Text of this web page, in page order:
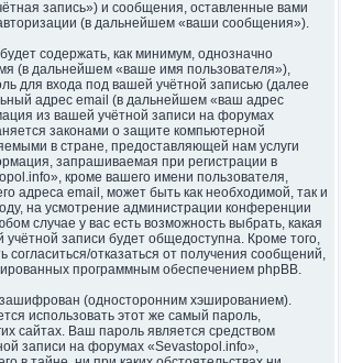
запись») и сообщения, оставленные вами
(в дальнейшем «ваши сообщения»).
содержать, как минимум, однозначно
(в дальнейшем «ваше имя пользователя»),
для входа под вашей учётной записью (далее
адрес email (в дальнейшем «ваш адрес
из вашей учётной записи на форумах
законами о защите компьютерной
в стране, предоставляющей нам услуги
запрашиваемая при регистрации в
кроме вашего имени пользователя,
адреса email, может быть как необходимой, так и
на усмотрение администрации конференции
случае у вас есть возможность выбрать, какая
записи будет общедоступна. Кроме того,
согласиться/отказаться от получения сообщений,
программным обеспечением phpBB.
(односторонним хэшированием).
использовать этот же самый пароль,
сайтах. Ваш пароль является средством
записи на форумах «Sevastopol.info»,